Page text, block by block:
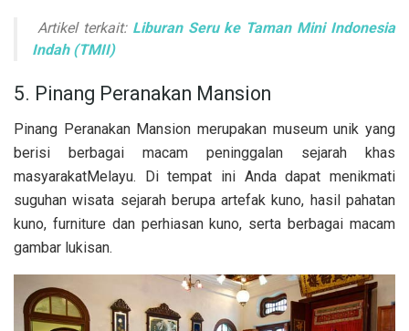
Artikel terkait: Liburan Seru ke Taman Mini Indonesia
Indah (TMII)
5. Pinang Peranakan Mansion
Pinang Peranakan Mansion merupakan museum unik yang
berisi berbagai macam peninggalan sejarah khas
masyarakatMelayu. Di tempat ini Anda dapat menikmati
suguhan wisata sejarah berupa artefak kuno, hasil pahatan
kuno, furniture dan perhiasan kuno, serta berbagai macam
gambar lukisan.